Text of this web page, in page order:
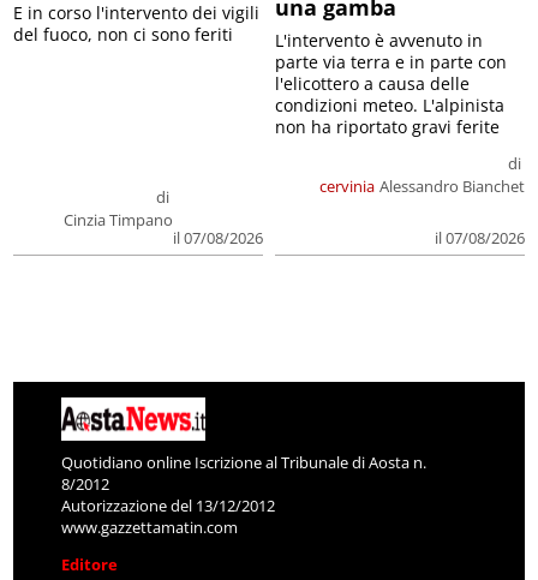
di
Cinzia Timpano
il 07/08/2026
E in corso l'intervento dei vigili
del fuoco, non ci sono feriti
una gamba
cervinia
di
Alessandro Bianchet
il 07/08/2026
L'intervento è avvenuto in
parte via terra e in parte con
l'elicottero a causa delle
condizioni meteo. L'alpinista
non ha riportato gravi ferite
Quotidiano online Iscrizione al Tribunale di Aosta n.
8/2012
Autorizzazione del 13/12/2012
www.gazzettamatin.com
Editore